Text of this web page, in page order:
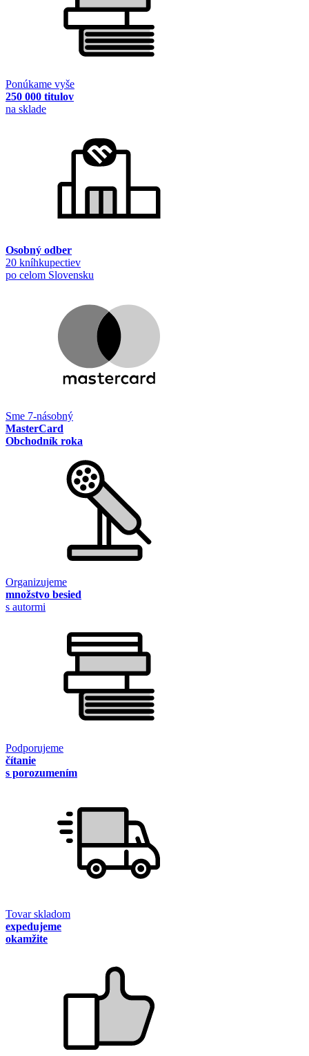
Ponúkame vyše
250 000 titulov
na sklade
Osobný odber
20 kníhkupectiev
po celom Slovensku
Sme 7-násobný
MasterCard
Obchodník roka
Organizujeme
množstvo besied
s autormi
Podporujeme
čítanie
s porozumením
Tovar skladom
expedujeme
okamžite